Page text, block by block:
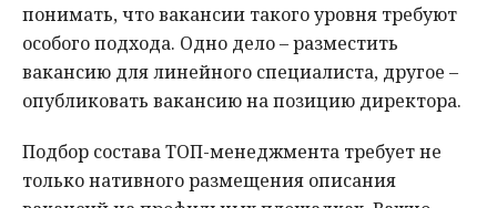
понимать, что вакансии такого уровня требуют
особого подхода. Одно дело – разместить
вакансию для линейного специалиста, другое –
опубликовать вакансию на позицию директора.
Подбор состава ТОП-менеджмента требует не
только нативного размещения описания